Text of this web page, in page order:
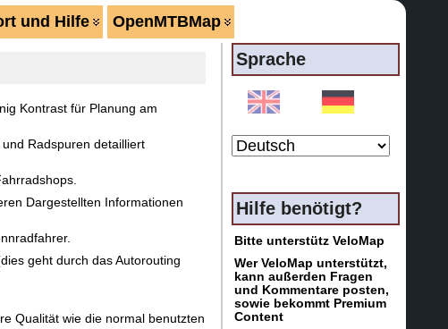
und Hilfe OpenMTBMap
Kontrast für Planung am
Radspuren detailliert
Dargestellten Informationen
geht durch das Autorouting
Qualität wie die normal benutzten
Sprache
Hilfe benötigt?
Bitte unterstütz VeloMap
Wer VeloMap unterstützt,
kann außerden Fragen
und Kommentare posten,
sowie bekommt Premium
Content